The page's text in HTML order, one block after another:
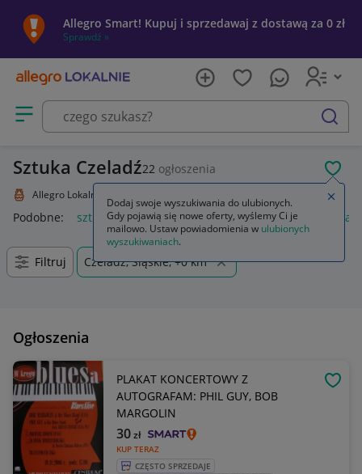
Allegro Smart! Kupuj i sprzedawaj z dostawą za 0 zł
Sprawdź »
Otwórz menu z kategoriami
szukaj
Sztuka Czeladź22 ogłoszenia
Allegro Lokalnie
Podobne: sztuka sztukateria ścienna język polski 1 sztuka
Filtruj Czeladź, Śląskie, +0 km
Ogłoszenia
PLAKAT KONCERTOWY Z
AUTOGRAFAM: PHIL GUY, BOB
MARGOLIN
KUP TERAZ
30zł
CZĘSTO SPRZEDAJE
Dodaj swoje wyszukiwania do ulubionych.
Gdy pojawią się nowe oferty, wyślemy Ci je
mailowo. Ustaw powiadomienia w ulubionych
wyszukiwaniach.